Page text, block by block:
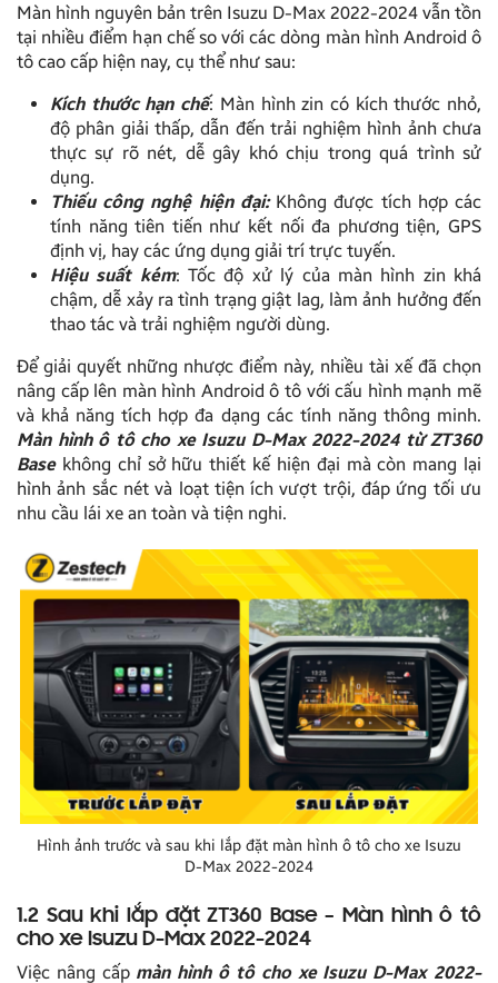
Màn hình nguyên bản trên Isuzu D-Max 2022-2024 vẫn tồn
tại nhiều điểm hạn chế so với các dòng màn hình Android ô
tô cao cấp hiện nay, cụ thể như sau:
Kích thước hạn chế: Màn hình zin có kích thước nhỏ,
độ phân giải thấp, dẫn đến trải nghiệm hình ảnh chưa
thực sự rõ nét, dễ gây khó chịu trong quá trình sử
dụng.
Thiếu công nghệ hiện đại:Không được tích hợp các
tính năng tiên tiến như kết nối đa phương tiện, GPS
định vị, hay các ứng dụng giải trí trực tuyến.
Hiệu suất kém: Tốc độ xử lý của màn hình zin khá
chậm, dễ xảy ra tình trạng giật lag, làm ảnh hưởng đến
thao tác và trải nghiệm người dùng.
Để giải quyết những nhược điểm này, nhiều tài xế đã chọn
nâng cấp lên màn hình Android ô tô với cấu hình mạnh mẽ
và khả năng tích hợp đa dạng các tính năng thông minh.
Màn hình ô tô cho xe Isuzu D-Max 2022-2024 từ ZT360
Basekhông chỉ sở hữu thiết kế hiện đại mà còn mang lại
hình ảnh sắc nét và loạt tiện ích vượt trội, đáp ứng tối ưu
nhu cầu lái xe an toàn và tiện nghi.
Hình ảnh trước và sau khi lắp đặt màn hình ô tô cho xe Isuzu
D-Max 2022-2024
1.2 Sau khi lắp đặt ZT360 Base – Màn hình ô tô
cho xe Isuzu D-Max 2022-2024
Việc nâng cấp màn hình ô tô cho xe Isuzu D-Max 2022-